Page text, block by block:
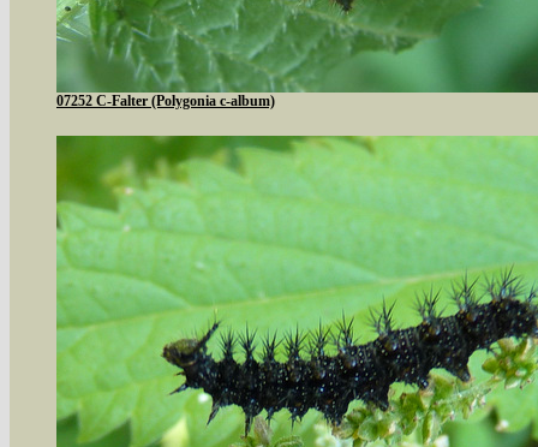
07252 C-Falter (Polygonia c-album)